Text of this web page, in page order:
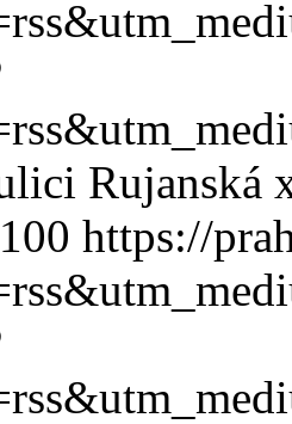
Rujanská
https://